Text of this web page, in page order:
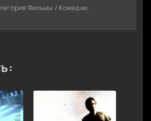
Фильмы / Комедии,